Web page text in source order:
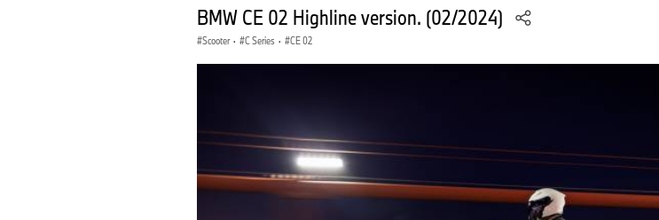
BMW CE 02 Highline version. (02/2024)
Scooter · C Series · CE 02